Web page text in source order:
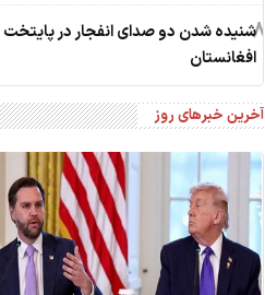
8شنیده شدن دو صدای انفجار در پایتخت
افغانستان
آخرین خبرهای روز